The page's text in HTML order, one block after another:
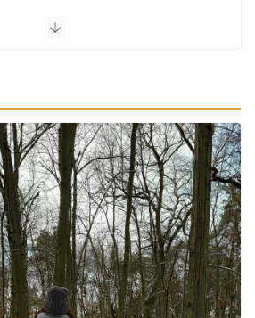
वजन घटाने के लिए 8 बेहतरीन वॉकिंग
रामेश्वरम यात्रा गाइड: पवित्र तीर्थ स्थल, दर्शन
स्थल और पहुंच मार्ग
July 30, 2026 1 Comment
खाने के शौकीनों के लिए कश्मीर के 5 बेहतरीन
स्वादिष्ट व्यंजन
August 6, 2026 1 Comment